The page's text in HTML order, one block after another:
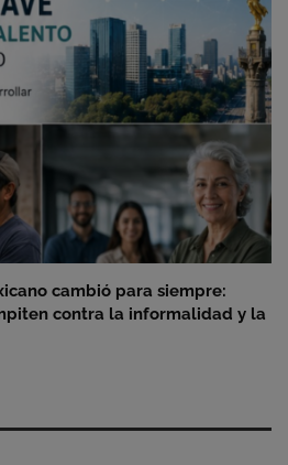
cambió para siempre:
contra la informalidad y la